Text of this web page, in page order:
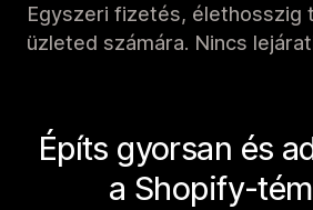
Egyszeri fizetés, élethosszig
üzleted számára. Nincs
Építs gyorsan és
a Shopify-